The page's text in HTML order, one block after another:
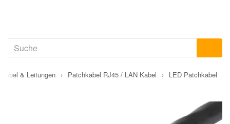
Kabel & Leitungen › Patchkabel RJ45 / LAN Kabel › LED Patchkabel